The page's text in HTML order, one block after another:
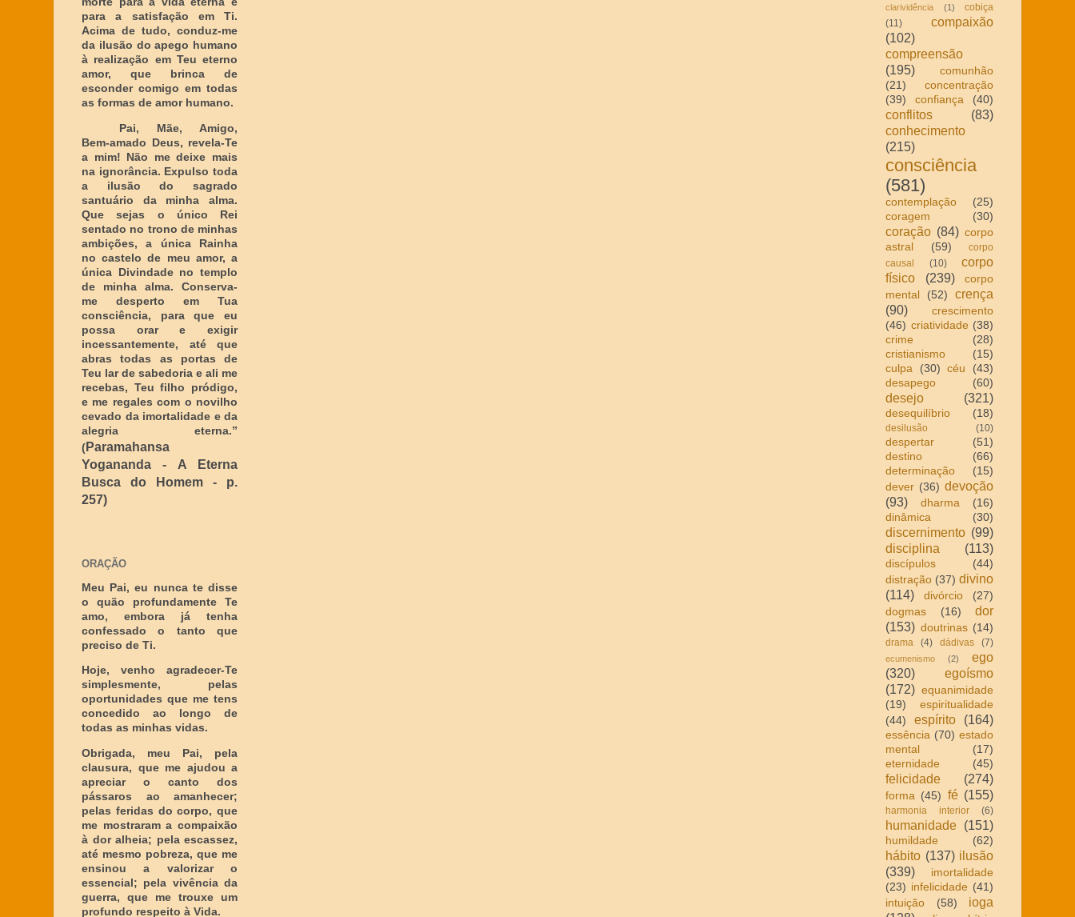
para a satisfação em Ti.
Acima de tudo, conduz-me
da ilusão do apego humano
à realização em Teu eterno
amor, que brinca de
esconder comigo em todas
as formas de amor humano.
Pai, Mãe, Amigo,
Bem-amado Deus, revela-Te
a mim! Não me deixe mais
na ignorância. Expulso toda
a ilusão do sagrado
santuário da minha alma.
Que sejas o único Rei
sentado no trono de minhas
ambições, a única Rainha
no castelo de meu amor, a
única Divindade no templo
de minha alma. Conserva-
me desperto em Tua
consciência, para que eu
possa orar e exigir
incessantemente, até que
abras todas as portas de
Teu lar de sabedoria e ali me
recebas, Teu filho pródigo,
e me regales com o novilho
cevado da imortalidade e da
alegria eterna.”
( Paramahansa
Yogananda - A Eterna
Busca do Homem - p.
257)
ORAÇÃO
Meu Pai, eu nunca te disse
o quão profundamente Te
amo, embora já tenha
confessado o tanto que
preciso de Ti.
Hoje, venho agradecer-Te
simplesmente, pelas
oportunidades que me tens
concedido ao longo de
todas as minhas vidas.
Obrigada, meu Pai, pela
clausura, que me ajudou a
apreciar o canto dos
pássaros ao amanhecer;
pelas feridas do corpo, que
me mostraram a compaixão
à dor alheia; pela escassez,
até mesmo pobreza, que me
ensinou a valorizar o
essencial; pela vivência da
guerra, que me trouxe um
profundo respeito à Vida.
clarividência (1)
cobiça
(11)
compaixão
(102)
compreensão
(195)
comunhão
(21)
concentração
(39)
confiança (40)
conflitos
(83)
conhecimento
(215)
consciência
(581)
contemplação
(25)
coragem
(30)
coração (84) corpo
astral
(59)
corpo
causal
(10)
corpo
físico
(239)
corpo
mental
(52)
crença
(90)
crescimento
(46) criatividade (38)
crime
(28)
cristianismo
(15)
culpa
(30) céu
(43)
desapego
(60)
desejo (321)
desequilíbrio (18)
desilusão (10)
despertar
(51)
destino
(66)
determinação
(15)
dever (36) devoção
(93)
dharma
(16)
dinâmica
(30)
discernimento (99)
disciplina
(113)
discípulos
(44)
distração (37) divino
(114)
divórcio
(27)
dogmas
(16)
dor
(153) doutrinas (14)
drama (4) dádivas (7)
ecumenismo (2)
ego
(320)
egoísmo
(172) equanimidade
(19)
espiritualidade
(44)
espírito (164)
essência (70) estado
mental
(17)
eternidade
(45)
felicidade (274)
forma (45) fé (155)
harmonia interior (6)
humanidade (151)
humildade (62)
hábito (137) ilusão
(339)
imortalidade
(23) infelicidade (41)
intuição
(58)
ioga